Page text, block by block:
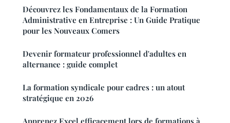
Découvrez les Fondamentaux de la Formation
Administrative en Entreprise : Un Guide Pratique
pour les Nouveaux Comers
Devenir formateur professionnel d'adultes en
alternance : guide complet
La formation syndicale pour cadres : un atout
stratégique en 2026
Apprenez Excel efficacement lors de formations à